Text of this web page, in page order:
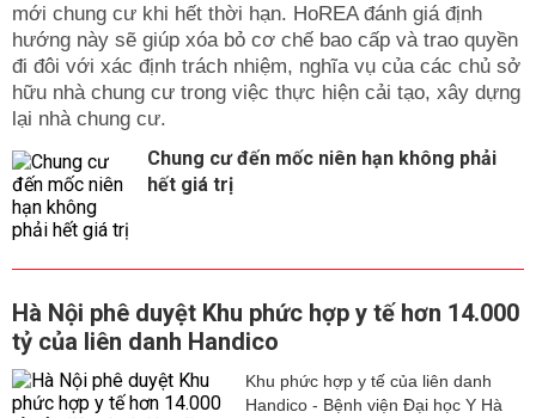
mới chung cư khi hết thời hạn. HoREA đánh giá định
hướng này sẽ giúp xóa bỏ cơ chế bao cấp và trao quyền
đi đôi với xác định trách nhiệm, nghĩa vụ của các chủ sở
hữu nhà chung cư trong việc thực hiện cải tạo, xây dựng
lại nhà chung cư.
Chung cư đến mốc niên hạn không phải
hết giá trị
Hà Nội phê duyệt Khu phức hợp y tế hơn 14.000
tỷ của liên danh Handico
Khu phức hợp y tế của liên danh
Handico - Bệnh viện Đại học Y Hà